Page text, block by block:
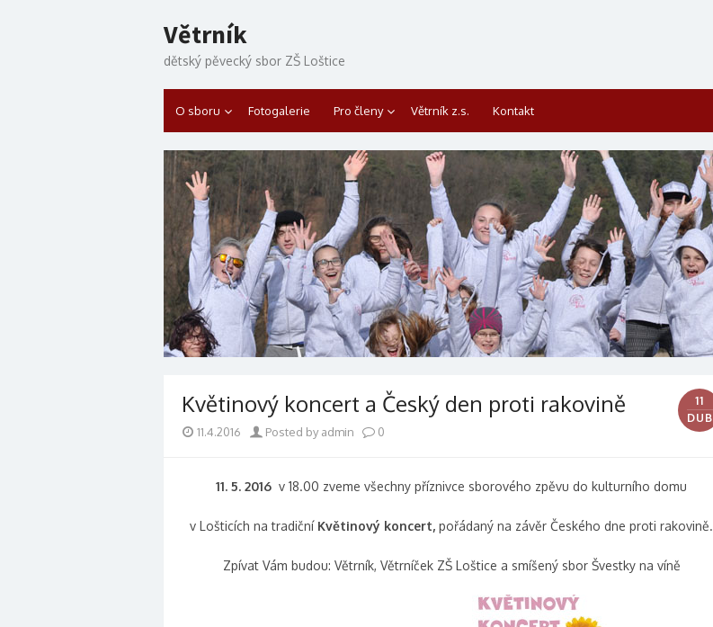
Větrník
dětský pěvecký sbor ZŠ Loštice
O sboru Fotogalerie Pro členy Větrník z.s. Kontakt
Květinový koncert a Český den proti rakovině
11
DUB
11.4.2016 Posted by admin 0
11. 5. 2016 v 18.00 zveme všechny příznivce sborového zpěvu do kulturního domu
v Lošticích na tradičníKvětinový koncert, pořádaný na závěr Českého dne proti rakovině.
Zpívat Vám budou: Větrník, Větrníček ZŠ Loštice a smíšený sbor Švestky na víně